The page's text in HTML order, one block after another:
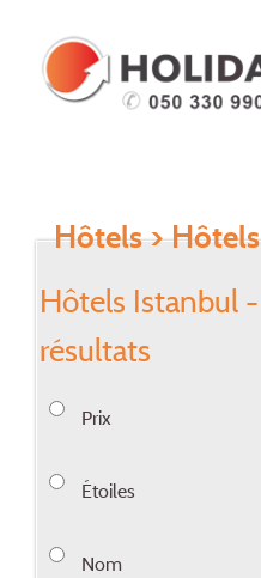
Hôtels>
Hôtels Istanbul
résultats
Prix
Étoiles
Nom